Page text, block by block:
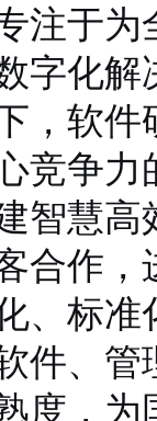
注于为
字化解
，软件
竞争力
智慧高
合作，
、标准
件、管
度，为